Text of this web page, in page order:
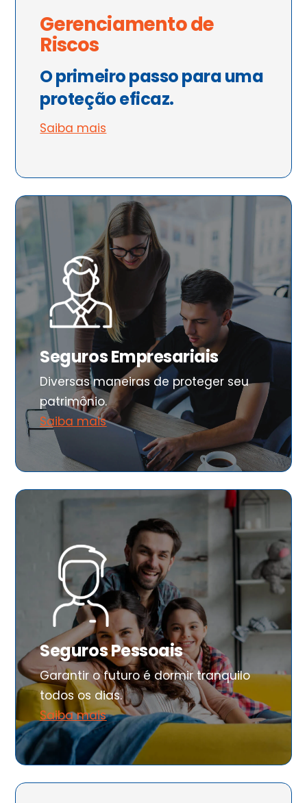
Gerenciamento de
Riscos
O primeiro passo para uma
proteção eficaz.
Saiba mais
Seguros Empresariais
Diversas maneiras de proteger seu
patrimônio.
Saiba mais
Seguros Pessoais
Garantir o futuro é dormir tranquilo
todos os dias.
Saiba mais